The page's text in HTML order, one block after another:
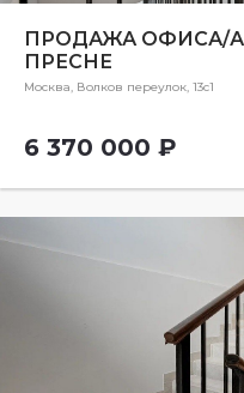
ПРОДАЖА ОФИСА/
ПРЕСНЕ
Москва, Волков переулок, 13с1
6 370 000 ₽